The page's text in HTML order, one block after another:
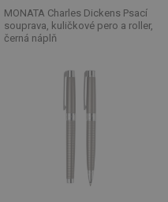
MONATA Charles Dickens Psací
souprava, kuličkové pero a roller,
černá náplň